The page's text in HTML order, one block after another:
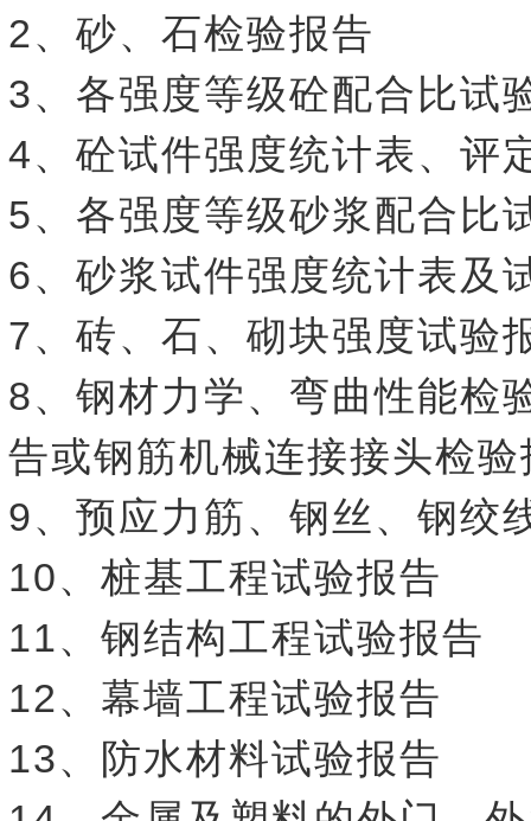
2、砂、石检验报告
3、各强度等级砼配合比试
4、砼试件强度统计表、评
5、各强度等级砂浆配合比
6、砂浆试件强度统计表及
7、砖、石、砌块强度试验
8、钢材力学、弯曲性能检
告或钢筋机械连接接头检验
9、预应力筋、钢丝、钢绞
10、桩基工程试验报告
11、钢结构工程试验报告
12、幕墙工程试验报告
13、防水材料试验报告